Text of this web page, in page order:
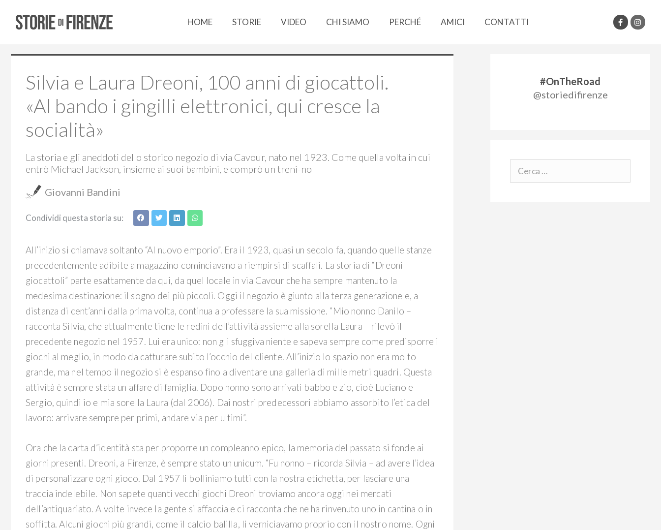
HOME STORIE VIDEO CHI SIAMO PERCHÉ AMICI CONTATTI
Silvia e Laura Dreoni, 100 anni di giocattoli.
«Al bando i gingilli elettronici, qui cresce la
socialità»
La storia e gli aneddoti dello storico negozio di via Cavour, nato nel 1923. Come quella volta in cui
entrò Michael Jackson, insieme ai suoi bambini, e comprò un treni-no
Giovanni Bandini
Condividi questa storia su:
All’inizio si chiamava soltanto “Al nuovo emporio”. Era il 1923, quasi un secolo fa, quando quelle stanze
precedentemente adibite a magazzino cominciavano a riempirsi di scaffali. La storia di “Dreoni
giocattoli” parte esattamente da qui, da quel locale in via Cavour che ha sempre mantenuto la
medesima destinazione: il sogno dei più piccoli. Oggi il negozio è giunto alla terza generazione e, a
distanza di cent’anni dalla prima volta, continua a professare la sua missione. “Mio nonno Danilo –
racconta Silvia, che attualmente tiene le redini dell’attività assieme alla sorella Laura – rilevò il
precedente negozio nel 1957. Lui era unico: non gli sfuggiva niente e sapeva sempre come predisporre i
giochi al meglio, in modo da catturare subito l’occhio del cliente. All’inizio lo spazio non era molto
grande, ma nel tempo il negozio si è espanso fino a diventare una galleria di mille metri quadri. Questa
attività è sempre stata un affare di famiglia. Dopo nonno sono arrivati babbo e zio, cioè Luciano e
Sergio, quindi io e mia sorella Laura (dal 2006). Dai nostri predecessori abbiamo assorbito l’etica del
lavoro: arrivare sempre per primi, andare via per ultimi”.
Ora che la carta d’identità sta per proporre un compleanno epico, la memoria del passato si fonde ai
giorni presenti. Dreoni, a Firenze, è sempre stato un unicum. “Fu nonno – ricorda Silvia – ad avere l’idea
di personalizzare ogni gioco. Dal 1957 li bolliniamo tutti con la nostra etichetta, per lasciare una
traccia indelebile. Non sapete quanti vecchi giochi Dreoni troviamo ancora oggi nei mercati
dell’antiquariato. A volte invece la gente si affaccia e ci racconta che ne ha rinvenuto uno in cantina o in
soffitta. Alcuni giochi più grandi, come il calcio balilla, li verniciavamo proprio con il nostro nome. Ogni
#OnTheRoad
@storiedifirenze